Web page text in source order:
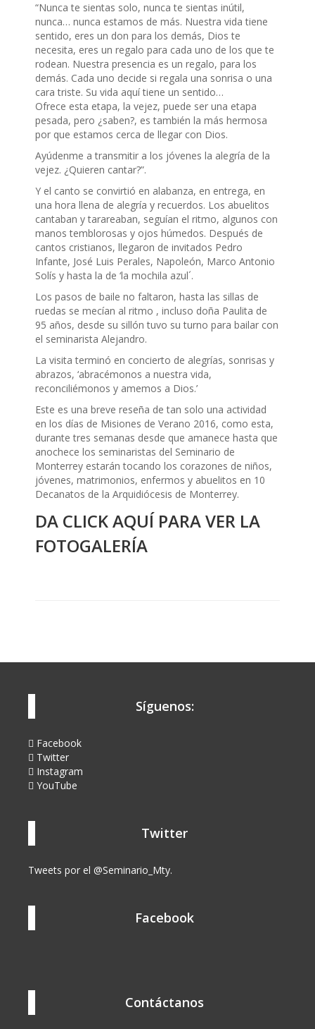
“Nunca te sientas solo, nunca te sientas inútil,
nunca… nunca estamos de más. Nuestra vida tiene
sentido, eres un don para los demás, Dios te
necesita, eres un regalo para cada uno de los que te
rodean. Nuestra presencia es un regalo, para los
demás. Cada uno decide si regala una sonrisa o una
cara triste. Su vida aquí tiene un sentido…
Ofrece esta etapa, la vejez, puede ser una etapa
pesada, pero ¿saben?, es también la más hermosa
por que estamos cerca de llegar con Dios.
Ayúdenme a transmitir a los jóvenes la alegría de la
vejez. ¿Quieren cantar?”.
Y el canto se convirtió en alabanza, en entrega, en
una hora llena de alegría y recuerdos. Los abuelitos
cantaban y tarareaban, seguían el ritmo, algunos con
manos temblorosas y ojos húmedos. Después de
cantos cristianos, llegaron de invitados Pedro
Infante, José Luis Perales, Napoleón, Marco Antonio
Solís y hasta la de ‘la mochila azul´.
Los pasos de baile no faltaron, hasta las sillas de
ruedas se mecían al ritmo , incluso doña Paulita de
95 años, desde su sillón tuvo su turno para bailar con
el seminarista Alejandro.
La visita terminó en concierto de alegrías, sonrisas y
abrazos, ‘abracémonos a nuestra vida,
reconciliémonos y amemos a Dios.’
Este es una breve reseña de tan solo una actividad
en los días de Misiones de Verano 2016, como esta,
durante tres semanas desde que amanece hasta que
anochece los seminaristas del Seminario de
Monterrey estarán tocando los corazones de niños,
jóvenes, matrimonios, enfermos y abuelitos en 10
Decanatos de la Arquidiócesis de Monterrey.
DA CLICK AQUÍ PARA VER LA
FOTOGALERÍA
Síguenos:
Facebook
Twitter
Instagram
YouTube
Twitter
Tweets por el @Seminario_Mty.
Facebook
Contáctanos